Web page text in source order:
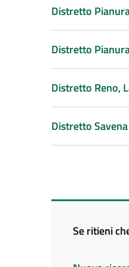
Distretto
Distretto
Distretto Reno,
Distretto
Se ritieni